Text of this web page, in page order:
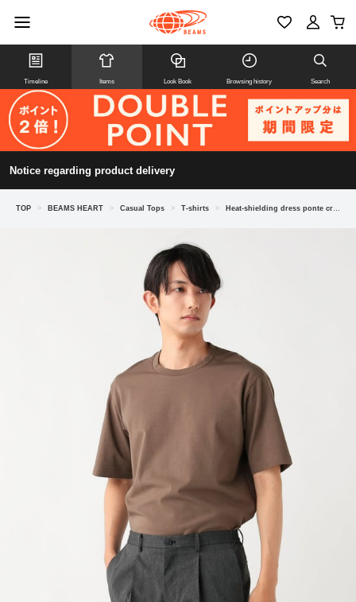
Timeline Items Look Book Browsing history Search
Notice regarding product delivery
TOP > BEAMS HEART > Casual Tops > T-shirts > Heat-shielding dress ponte crew neck T-shirt 26SS (moisture-wicking, quick-drying, UV cut, cooling sensation)